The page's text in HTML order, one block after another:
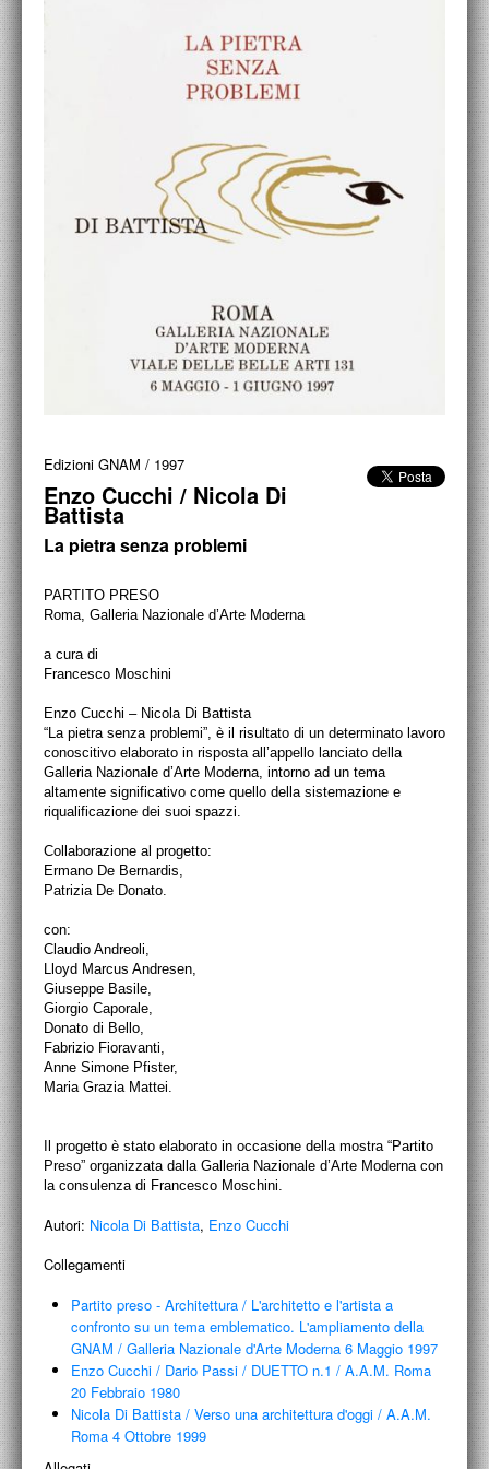
POLITECNICO DI BARI
BIBLIOTECA FRANCESCO MOSCHINI
A.A.M. ARCHITETTURA ARTE MODERNA
RECENSIONI GENERALI
DUETTI / DUELLI
PROGETTI CULTURALI
PROGETTO T.E.S.I.
Edizioni GNAM / 1997
Enzo Cucchi / Nicola Di
Battista
La pietra senza problemi
PARTITO PRESO
Roma, Galleria Nazionale d’Arte Moderna
a cura di
Francesco Moschini
Enzo Cucchi – Nicola Di Battista
“La pietra senza problemi”, è il risultato di un determinato lavoro
conoscitivo elaborato in risposta all’appello lanciato della
Galleria Nazionale d’Arte Moderna, intorno ad un tema
altamente significativo come quello della sistemazione e
riqualificazione dei suoi spazzi.
Collaborazione al progetto:
Ermano De Bernardis,
Patrizia De Donato.
con:
Claudio Andreoli,
Lloyd Marcus Andresen,
Giuseppe Basile,
Giorgio Caporale,
Donato di Bello,
Fabrizio Fioravanti,
Anne Simone Pfister,
Maria Grazia Mattei.
Il progetto è stato elaborato in occasione della mostra “Partito
Preso” organizzata dalla Galleria Nazionale d’Arte Moderna con
la consulenza di Francesco Moschini.
Autori: Nicola Di Battista, Enzo Cucchi
Collegamenti
Partito preso - Architettura / L'architetto e l'artista a
confronto su un tema emblematico. L'ampliamento della
GNAM / Galleria Nazionale d'Arte Moderna 6 Maggio 1997
Enzo Cucchi / Dario Passi / DUETTO n.1 / A.A.M. Roma
20 Febbraio 1980
Nicola Di Battista / Verso una architettura d'oggi / A.A.M.
Roma 4 Ottobre 1999